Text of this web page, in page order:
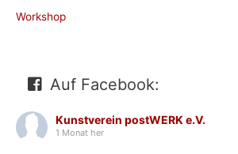
Workshop
Auf Facebook:
Kunstverein postWERK e.V.
1 Monat her